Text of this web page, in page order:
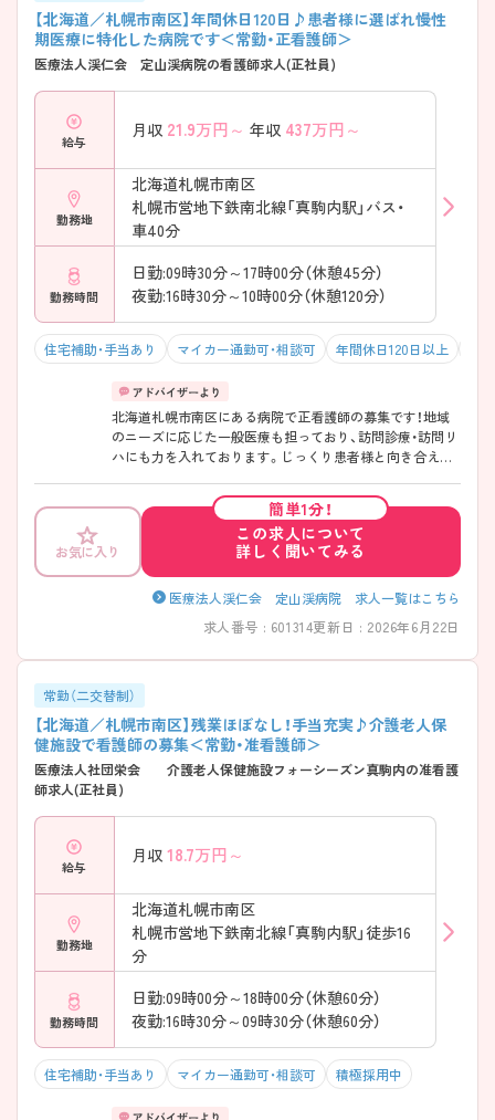
【北海道／札幌市南区】年間休日120日♪患者様に選ばれ慢性
期医療に特化した病院です＜常勤・正看護師＞
医療法人渓仁会 定山渓病院の看護師求人(正社員)
給与
月収 21.9万円～ 年収 437万円～
勤務地
北海道札幌市南区
札幌市営地下鉄南北線「真駒内駅」バス・
車40分
勤務時間
日勤:09時30分～17時00分（休憩45分）
夜勤:16時30分～10時00分（休憩120分）
住宅補助・手当あり マイカー通勤可・相談可 年間休日120日以上
北海道札幌市南区にある病院で正看護師の募集です！地域
のニーズに応じた一般医療も担っており、訪問診療・訪問リ
ハにも力を入れております。じっくり患者様と向き合える
ど、働き易い環境が整っております。ご興味ある方には、面
接対策ポイントなど、さらに詳細をお話しいたしますので
お気軽にご相談ください。
お気に入り
簡単1分！
この求人について
詳しく聞いてみる
医療法人渓仁会 定山渓病院 求人一覧はこちら
求人番号 : 601314更新日 : 2026年6月22日
常勤（二交替制）
【北海道／札幌市南区】残業ほぼなし！手当充実♪介護老人保
健施設で看護師の募集＜常勤・准看護師＞
医療法人社団栄会 介護老人保健施設フォーシーズン真駒内の准看護
師求人(正社員)
給与
月収 18.7万円～
勤務地
北海道札幌市南区
札幌市営地下鉄南北線「真駒内駅」徒歩16
分
勤務時間
日勤:09時00分～18時00分（休憩60分）
夜勤:16時30分～09時30分（休憩60分）
住宅補助・手当あり マイカー通勤可・相談可 積極採用中